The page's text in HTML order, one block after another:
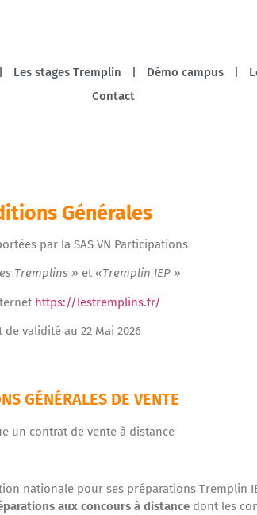
Les stages Tremplin Démo campus
Contact
Générales
par la SAS VN Participations
Tremplins » et «Tremplin IEP »
https://lestremplins.fr/
de validité au 22 Mai 2026
GÉNÉRALES DE VENTE
un contrat de vente à distance
nationale pour ses préparations Tremplin
aux concours à distance dont les